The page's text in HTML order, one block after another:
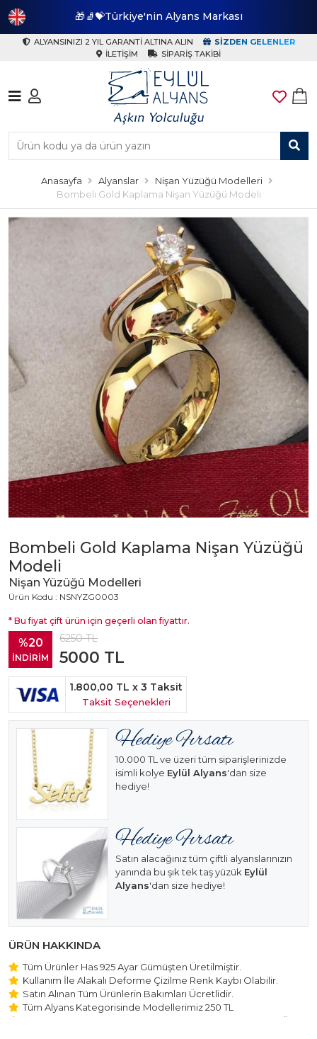
🎁🧦💝Türkiye'nin Alyans Markası
ALYANSINIZI 2 YIL GARANTI ALTINA ALIN
SIZDEN GELENLER
İLETIŞIM
SIPARIŞ TAKIBI
Anasayfa Alyanslar
Nişan Yüzüğü Modelleri
Bombeli Gold Kaplama Nişan Yüzüğü Modeli
Bombeli Gold Kaplama Nişan Yüzüğü
Modeli
Nişan Yüzüğü Modelleri
Ürün Kodu : NSNYZG0003
* Bu fiyat çift ürün için geçerli olan fiyattır.
%20
İNDİRİM
6250TL
5000 TL
1.800,00 TL x 3 Taksit
Taksit Seçenekleri
10.000 TL ve üzeri tüm siparişlerinizde
isimli kolye Eylül Alyans'dan size
hediye!
Satın alacağınız tüm çiftli alyanslarınızın
yanında bu şık tek taş yüzük Eylül
Alyans'dan size hediye!
ÜRÜN HAKKINDA
Tüm Ürünler Has 925 Ayar Gümüşten Üretilmiştir.
Kullanım İle Alakalı Deforme Çizilme Renk Kaybı Olabilir.
Satın Alınan Tüm Ürünlerin Bakımları Ücretlidir.
Tüm Alyans Kategorisinde Modellerimiz 250 TL
Beştaş Tektaş Kolye ve Bileklik Modellerimiz 150 TL Sabit Ücret